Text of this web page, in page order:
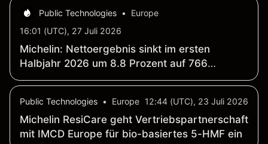
Public Technologies •
Europe
16:01 (UTC), 27 Juli 2026
Michelin: Nettoergebnis sinkt im ersten
Halbjahr 2026 um 8.8 Prozent auf 766
Millionen Euro; Umsatz fällt um 2.6 Prozent auf
Public Technologies • Europe 12:44 (UTC), 23 Juli 2026
Michelin ResiCare geht Vertriebspartnerschaft
mit IMCD Europe für bio-basiertes 5-HMF ein